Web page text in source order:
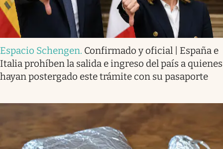
Espacio Schengen. Confirmado y oficial | España e
Italia prohíben la salida e ingreso del país a quienes
hayan postergado este trámite con su pasaporte